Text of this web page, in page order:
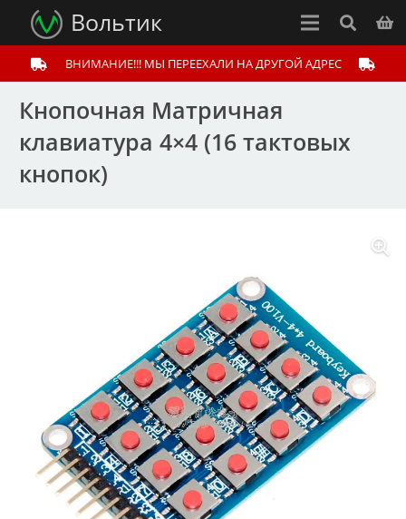
Вольтик
ВНИМАНИЕ!!! МЫ ПЕРЕЕХАЛИ НА ДРУГОЙ АДРЕС
Кнопочная Матричная
клавиатура 4×4 (16 тактовых
кнопок)